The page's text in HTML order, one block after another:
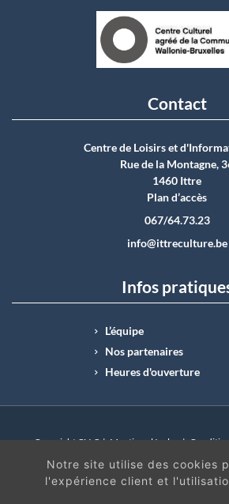
Contact
Centre de Loisirs et
Rue de la Montagne,
1460 Ittre
Plan d’accès
067/64.73.23
info@ittreculture.be
Infos
L’équipe
Nos partenaires
Heures d'ouverture
Copyright CLI © | Mentions légales |
N°Entreprise : BE0414.742.009 |
BE50
Notre site utilise des cookies
l'expérience client et